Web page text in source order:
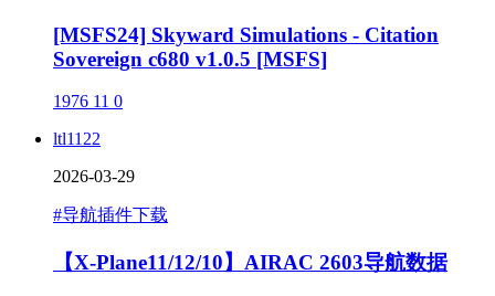
[MSFS24] Skyward Simulations - Citation
Sovereign c680 v1.0.5 [MSFS]
1976 11 0
ltl1122
2026-03-29
#导航插件下载
【X-Plane11/12/10】AIRAC 2603导航数据